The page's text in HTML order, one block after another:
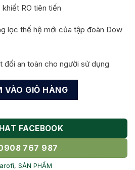
5.400.000 ₫.
RO tiên tiến
lọc thế hệ mới của tập đoàn Dow
đối an toàn cho người sử dụng
S-s027 Bà Rịa Vũng Tàu số lượng
VÀO GIỎ HÀNG
FACEBOOK
767 987
, SẢN PHẨM